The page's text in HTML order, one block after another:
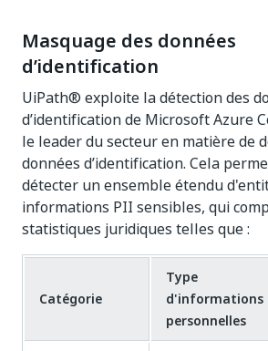
Masquage des données
d’identification
UiPath® exploite la détection des
d’identification de Microsoft Azure
le leader du secteur en matière de
données d’identification. Cela
détecter un ensemble étendu
informations PII sensibles, qui
statistiques juridiques telles que :
Catégorie
Type
d'informations
personnelles